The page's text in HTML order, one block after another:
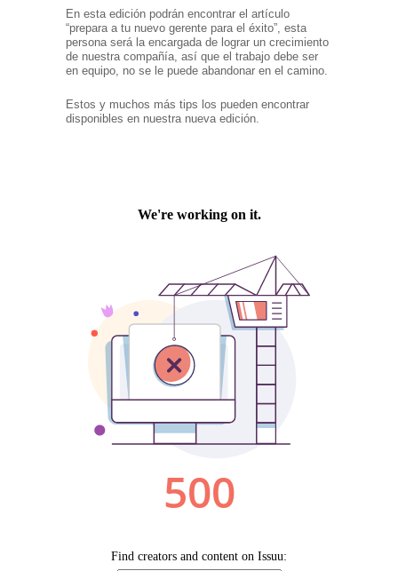
En esta edición podrán encontrar el artículo
“prepara a tu nuevo gerente para el éxito”, esta
persona será la encargada de lograr un crecimiento
de nuestra compañía, así que el trabajo debe ser
en equipo, no se le puede abandonar en el camino.
Estos y muchos más tips los pueden encontrar
disponibles en nuestra nueva edición.